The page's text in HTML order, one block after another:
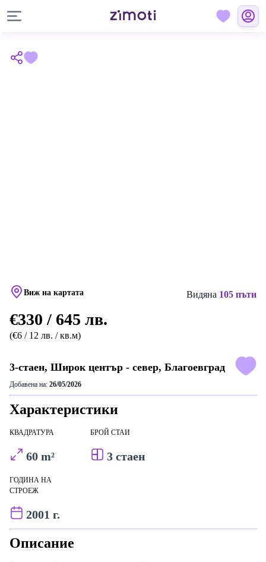
Виж на картата Видяна 105 пъти
€330 / 645 лв.
(€6 / 12 лв. / кв.м)
3-стаен, Широк център - север, Благоевград
Добавена на: 26/05/2026
Характеристики
КВАДРАТУРА
60 m²
БРОЙ СТАИ
3 стаен
ГОДИНА НА
СТРОЕЖ
2001 г.
Описание